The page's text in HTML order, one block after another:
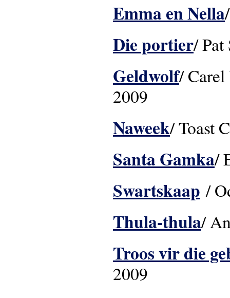
Emma en Nella
Die portier/ Pat
Geldwolf/
2009
Naweek/ Toast
Santa Gamka/
Swartskaap /
Thula-thula/
Troos vir die
2009